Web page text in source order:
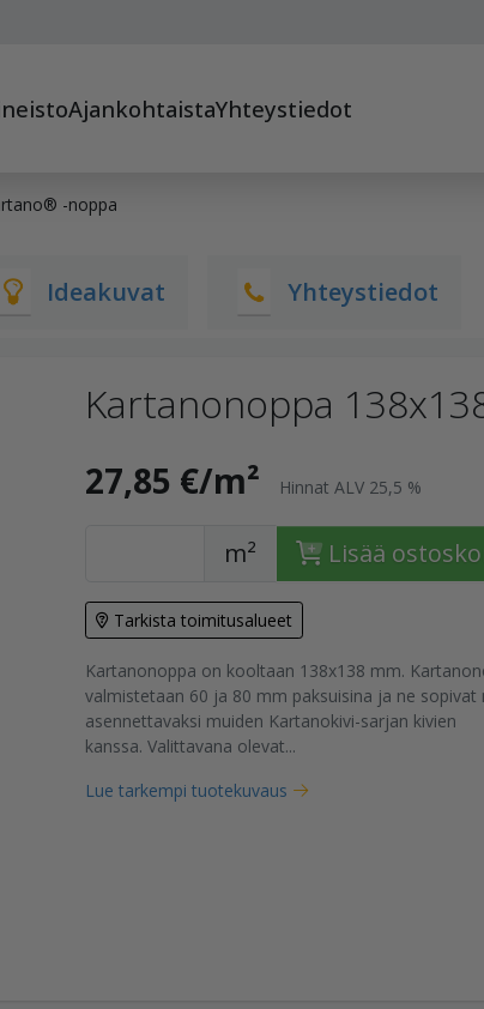
AjankohtaistaYhteystiedot
-noppa
Ideakuvat Yhteystiedot
Kartanonoppa
27,85 €/m² Hinnat ALV 25,5 %
m² Lisää
Tarkista toimitusalueet
Kartanonoppa on kooltaan 138x138 mm.
valmistetaan 60 ja 80 mm paksuisina ja ne sopivat
asennettavaksi muiden Kartanokivi-sarjan kivien
kanssa. Valittavana olevat...
Lue tarkempi tuotekuvaus